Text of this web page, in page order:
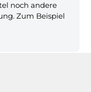
noch andere
Zum Beispiel